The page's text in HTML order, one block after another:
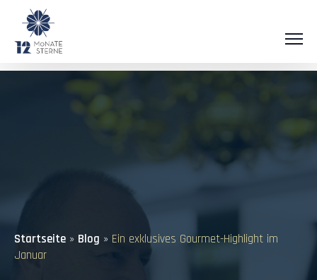
Startseite » Blog » Ein exklusives Gourmet-Highlight im
Januar